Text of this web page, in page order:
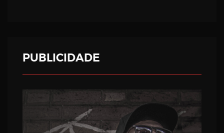
PUBLICIDADE